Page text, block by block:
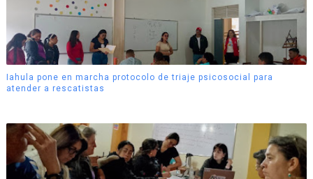
Iahula pone en marcha protocolo de triaje psicosocial para
atender a rescatistas